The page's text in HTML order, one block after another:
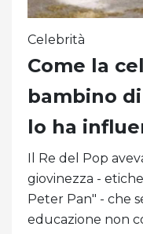
Celebrità
Come la
bambino
lo ha
Il Re del Pop
giovinezza -
Peter Pan" - che
educazione non